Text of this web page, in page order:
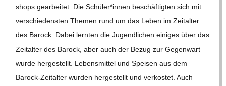
D
T
shops gear­bei­tet. Die Schüler*innen beschäf­tig­ten sich mit
ver­schie­dens­ten The­men rund um das Leben im Zeit­al­ter
des Barock. Dabei lern­ten die Jugend­li­chen eini­ges über das
Zeit­al­ter des Barock, aber auch der Bezug zur Gegen­wart
wurde her­ge­stellt. Lebens­mit­tel und Spei­sen aus dem
Barock-Zei­t­al­­ter wur­den her­ge­stellt und ver­kos­tet. Auch